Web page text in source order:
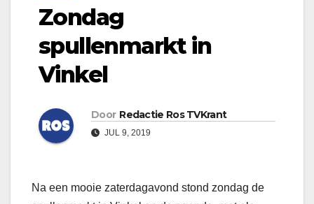
Zondag
spullenmarkt in
Vinkel
Door Redactie Ros TVKrant
JUL 9, 2019
Na een mooie zaterdagavond stond zondag de